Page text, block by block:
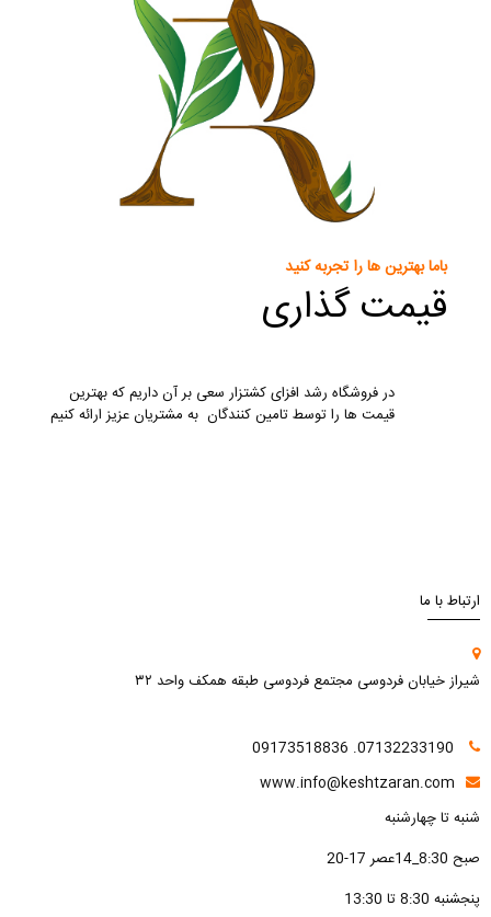
باما بهترین ها را تجربه کنید
قیمت گذاری
در فروشگاه رشد افزای کشتزار سعی بر آن داریم که بهترین
قیمت ها را توسط تامین کنندگان به مشتریان عزیز ارائه کنیم
ارتباط با ما
شیراز خیابان فردوسی مجتمع فردوسی طبقه همکف واحد ۳۲
www.info@keshtzaran.com
شنبه تا چهارشنبه
صبح 8:30_14عصر 17-20
پنجشنبه 8:30 تا 13:30